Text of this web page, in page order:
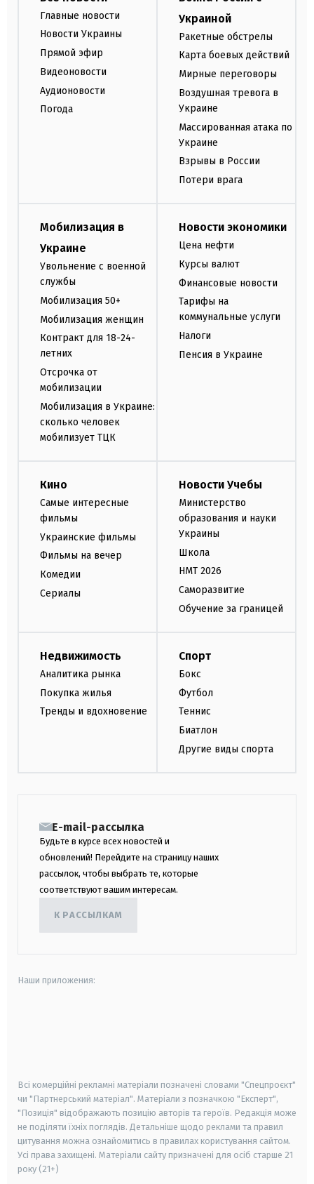
Главные новости
Новости Украины
Прямой эфир
Видеоновости
Аудионовости
Погода
Украиной
Ракетные обстрелы
Карта боевых действий
Мирные переговоры
Воздушная тревога в
Украине
Массированная атака по
Украине
Взрывы в России
Потери врага
Мобилизация в
Украине
Увольнение с военной
службы
Мобилизация 50+
Мобилизация женщин
Контракт для 18-24-
летних
Отсрочка от
мобилизации
Мобилизация в Украине:
сколько человек
мобилизует ТЦК
Новости экономики
Цена нефти
Курсы валют
Финансовые новости
Тарифы на
коммунальные услуги
Налоги
Пенсия в Украине
Кино
Самые интересные
фильмы
Украинские фильмы
Фильмы на вечер
Комедии
Сериалы
Новости Учебы
Министерство
образования и науки
Украины
Школа
НМТ 2026
Саморазвитие
Обучение за границей
Недвижимость
Аналитика рынка
Покупка жилья
Тренды и вдохновение
Спорт
Бокс
Футбол
Теннис
Биатлон
Другие виды спорта
E-mail-рассылка
Будьте в курсе всех новостей и
обновлений! Перейдите на страницу наших
рассылок, чтобы выбрать те, которые
соответствуют вашим интересам.
К РАССЫЛКАМ
Наши приложения:
Всі комерційні рекламні матеріали позначені словами "Спецпроєкт"
чи "Партнерський матеріал". Матеріали з позначкою "Експерт",
"Позиція" відображають позицію авторів та героїв. Редакція може
не поділяти їхніх поглядів. Детальніше щодо реклами та правил
цитування можна ознайомитись в правилах користування сайтом.
Усі права захищені. Матеріали сайту призначені для осіб старше 21
року (21+)